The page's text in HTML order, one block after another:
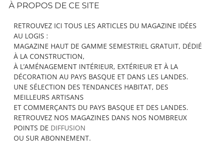
Content
À PROPOS DE CE SITE
RETROUVEZ ICI TOUS LES ARTICLES DU MAGAZINE IDÉES
AU LOGIS :
MAGAZINE HAUT DE GAMME SEMESTRIEL GRATUIT, DÉDIÉ
À LA CONSTRUCTION,
À L’AMÉNAGEMENT INTÉRIEUR, EXTÉRIEUR ET À LA
DÉCORATION AU PAYS BASQUE ET DANS LES LANDES.
UNE SÉLECTION DES TENDANCES HABITAT, DES
MEILLEURS ARTISANS
ET COMMERÇANTS DU PAYS BASQUE ET DES LANDES.
RETROUVEZ NOS MAGAZINES DANS NOS NOMBREUX
POINTS DE DIFFUSION
OU SUR ABONNEMENT.